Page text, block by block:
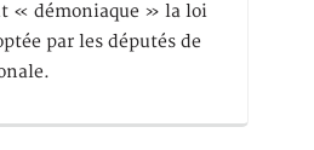
« démoniaque » la loi
par les députés de